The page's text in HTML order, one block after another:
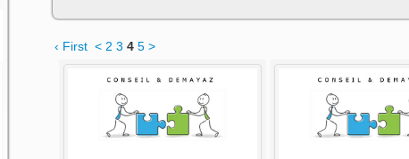
‹ First < 2 3 4 5 >